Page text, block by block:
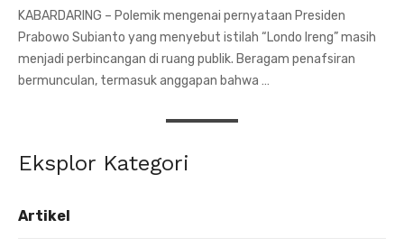
KABARDARING – Polemik mengenai pernyataan Presiden
Prabowo Subianto yang menyebut istilah “Londo Ireng” masih
menjadi perbincangan di ruang publik. Beragam penafsiran
bermunculan, termasuk anggapan bahwa …
Eksplor Kategori
Artikel